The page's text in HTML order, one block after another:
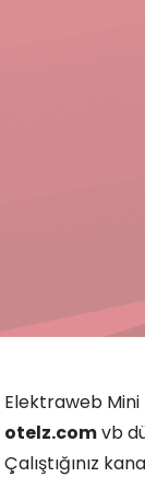
Elektraweb
otelz.comvb
Çalıştığınız